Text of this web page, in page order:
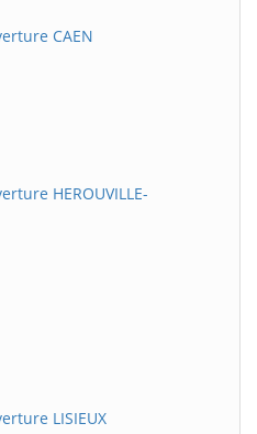
CAEN
HEROUVILLE-
LISIEUX